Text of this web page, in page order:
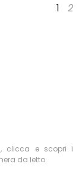
1 2
clicca e scopri i
da letto.